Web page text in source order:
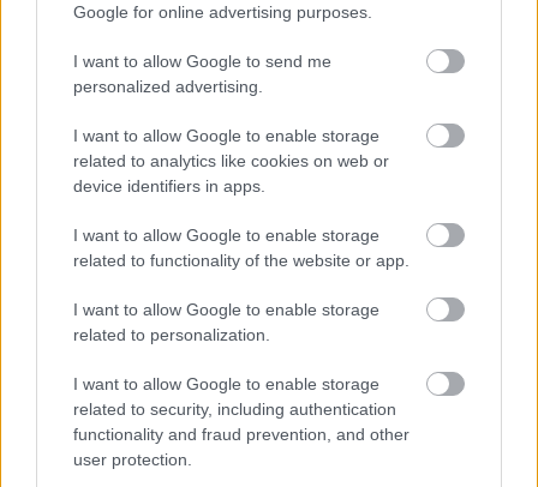
Google for online advertising purposes.
I want to allow Google to send me
personalized advertising.
I want to allow Google to enable storage
related to analytics like cookies on web or
device identifiers in apps.
I want to allow Google to enable storage
related to functionality of the website or app.
I want to allow Google to enable storage
related to personalization.
I want to allow Google to enable storage
related to security, including authentication
functionality and fraud prevention, and other
user protection.